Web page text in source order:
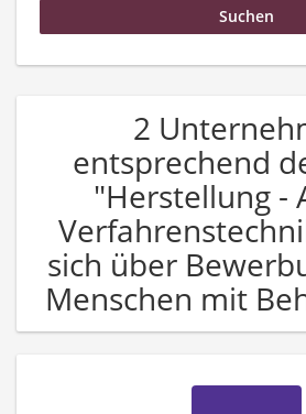
2
entsprechend
"Herstellung -
sich über
Menschen mit